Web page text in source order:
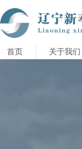
首页 关于我们